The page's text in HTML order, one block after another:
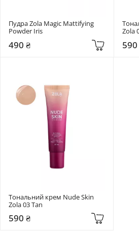
Пудра Zola Magic Mattifying
Powder Iris
490 ₴
Zola
590
Тональний крем Nude Skin
Zola 03 Tan
590 ₴